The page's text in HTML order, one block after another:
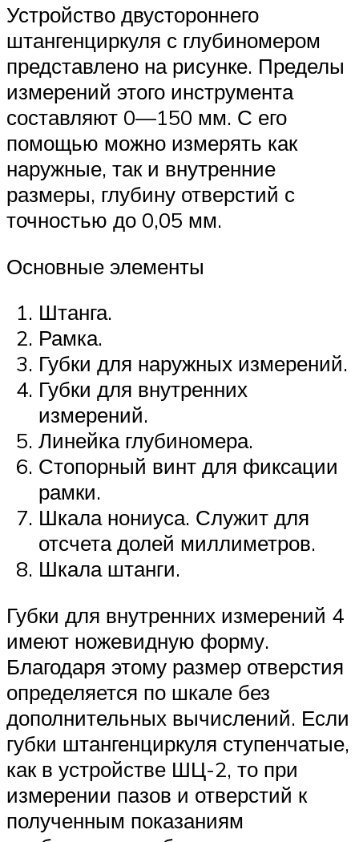
Устройство двустороннего
штангенциркуля с глубиномером
представлено на рисунке. Пределы
измерений этого инструмента
составляют 0—150 мм. С его
помощью можно измерять как
наружные, так и внутренние
размеры, глубину отверстий с
точностью до 0,05 мм.
Основные элементы
Штанга.
Рамка.
Губки для наружных измерений.
Губки для внутренних
измерений.
Линейка глубиномера.
Стопорный винт для фиксации
рамки.
Шкала нониуса. Служит для
отсчета долей миллиметров.
Шкала штанги.
Губки для внутренних измерений 4
имеют ножевидную форму.
Благодаря этому размер отверстия
определяется по шкале без
дополнительных вычислений. Если
губки штангенциркуля ступенчатые,
как в устройстве ШЦ-2, то при
измерении пазов и отверстий к
полученным показаниям